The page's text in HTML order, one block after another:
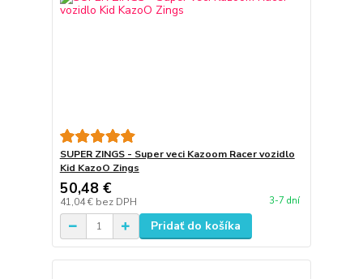
SUPER ZINGS - Super veci Kazoom Racer vozidlo
Kid KazoO Zings
50,48 €
41,04 € bez DPH 3-7 dní
Pridať do košíka